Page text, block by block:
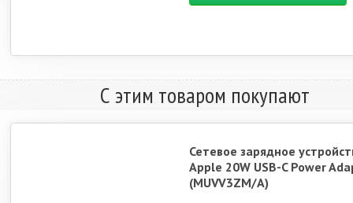
С этим товаром покупают
Сетевое зарядное
Apple 20W USB-C Power
(MUVV3ZM/A)